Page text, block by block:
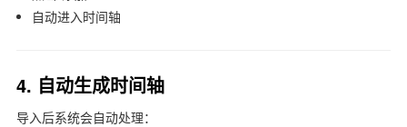
自动进入时间轴
4. 自动生成时间轴
导入后系统会自动处理：